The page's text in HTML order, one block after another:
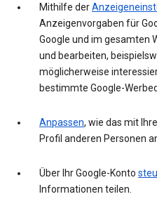
Mithilfe der
Anzeigenvorgaben für
Google und im gesamten
und bearbeiten,
möglicherweise
bestimmte Google-
Anpassen, wie das mit
Profil anderen Personen
Über Ihr Google-Konto
Informationen teilen.